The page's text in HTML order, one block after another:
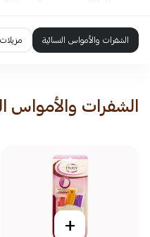
الشفرات والأمواس النسائية
الشفرات والأمواس
+